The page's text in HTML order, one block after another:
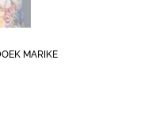
MARIKE